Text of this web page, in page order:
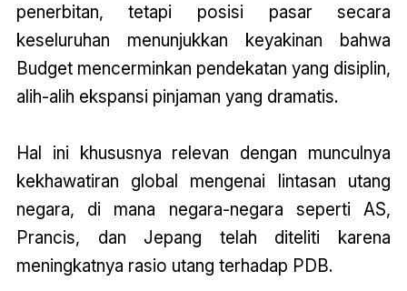
penerbitan, tetapi posisi pasar secara
keseluruhan menunjukkan keyakinan bahwa
Budget mencerminkan pendekatan yang disiplin,
alih-alih ekspansi pinjaman yang dramatis.
Hal ini khususnya relevan dengan munculnya
kekhawatiran global mengenai lintasan utang
negara, di mana negara-negara seperti AS,
Prancis, dan Jepang telah diteliti karena
meningkatnya rasio utang terhadap PDB.